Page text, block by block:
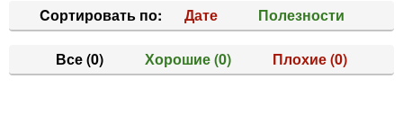
Cортировать по: Дате Полезности
Все(0) Хорошие(0) Плохие(0)